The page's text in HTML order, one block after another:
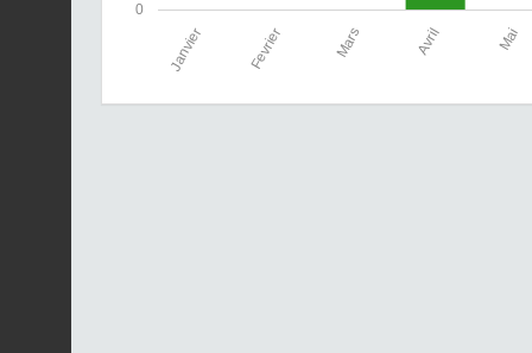
0
Mai
Avril
Mars
Fevrier
Janvier